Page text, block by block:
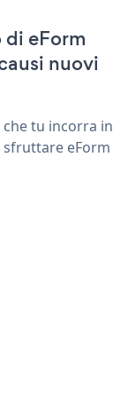
eForm
nuovi
tu incorra in
eForm